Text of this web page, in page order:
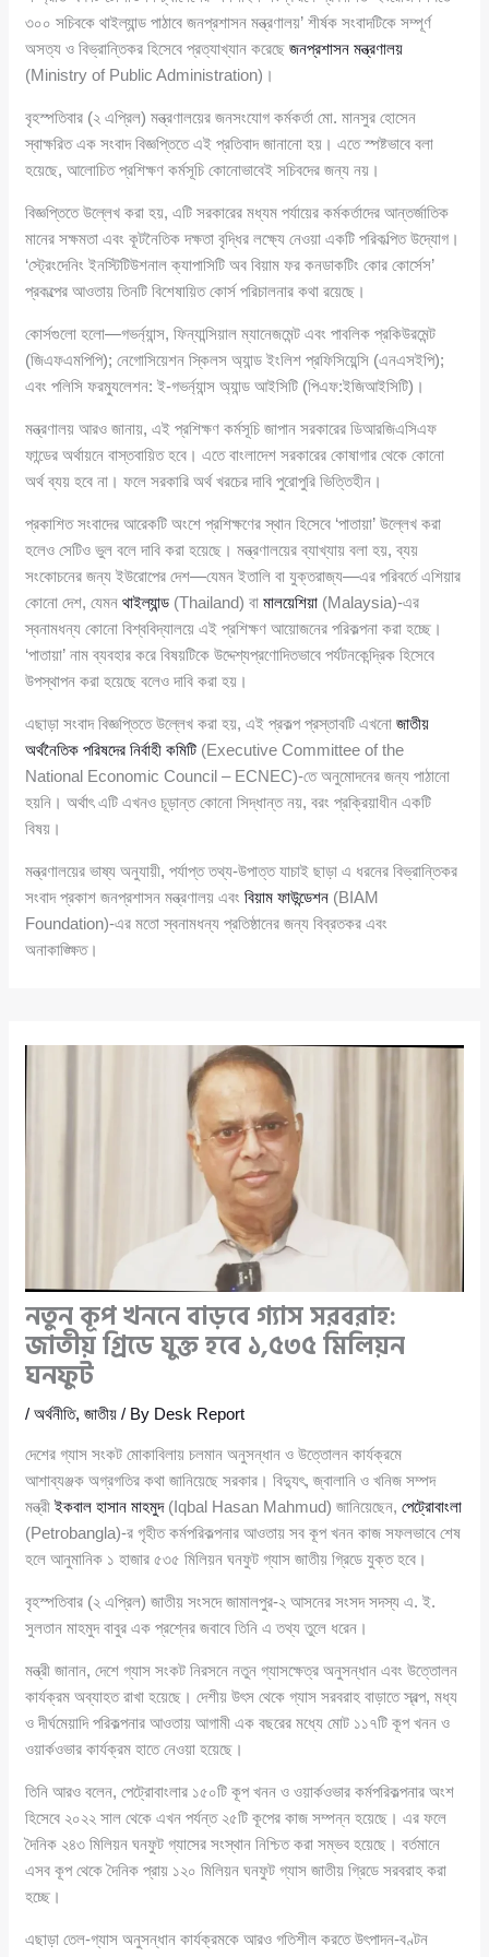
৩০০ সচিবকে থাইল্যান্ড পাঠাবে জনপ্রশাসন মন্ত্রণালয়’ শীর্ষক সংবাদটিকে সম্পূর্ণ
অসত্য ও বিভ্রান্তিকর হিসেবে প্রত্যাখ্যান করেছেজনপ্রশাসন মন্ত্রণালয়
(Ministry of Public Administration)।
বৃহস্পতিবার (২ এপ্রিল) মন্ত্রণালয়ের জনসংযোগ কর্মকর্তা মো. মানসুর হোসেন
স্বাক্ষরিত এক সংবাদ বিজ্ঞপ্তিতে এই প্রতিবাদ জানানো হয়। এতে স্পষ্টভাবে বলা
হয়েছে, আলোচিত প্রশিক্ষণ কর্মসূচি কোনোভাবেই সচিবদের জন্য নয়।
বিজ্ঞপ্তিতে উল্লেখ করা হয়, এটি সরকারের মধ্যম পর্যায়ের কর্মকর্তাদের আন্তর্জাতিক
মানের সক্ষমতা এবং কূটনৈতিক দক্ষতা বৃদ্ধির লক্ষ্যে নেওয়া একটি পরিকল্পিত উদ্যোগ।
‘স্ট্রেংদেনিং ইনস্টিটিউশনাল ক্যাপাসিটি অব বিয়াম ফর কনডাকটিং কোর কোর্সেস’
প্রকল্পের আওতায় তিনটি বিশেষায়িত কোর্স পরিচালনার কথা রয়েছে।
কোর্সগুলো হলো—গভর্ন্যান্স, ফিন্যান্সিয়াল ম্যানেজমেন্ট এবং পাবলিক প্রকিউরমেন্ট
(জিএফএমপিপি); নেগোসিয়েশন স্কিলস অ্যান্ড ইংলিশ প্রফিসিয়েন্সি (এনএসইপি);
এবং পলিসি ফরম্যুলেশন: ই-গভর্ন্যান্স অ্যান্ড আইসিটি (পিএফ:ইজিআইসিটি)।
মন্ত্রণালয় আরও জানায়, এই প্রশিক্ষণ কর্মসূচি জাপান সরকারের ডিআরজিএসিএফ
ফান্ডের অর্থায়নে বাস্তবায়িত হবে। এতে বাংলাদেশ সরকারের কোষাগার থেকে কোনো
অর্থ ব্যয় হবে না। ফলে সরকারি অর্থ খরচের দাবি পুরোপুরি ভিত্তিহীন।
প্রকাশিত সংবাদের আরেকটি অংশে প্রশিক্ষণের স্থান হিসেবে ‘পাতায়া’ উল্লেখ করা
হলেও সেটিও ভুল বলে দাবি করা হয়েছে। মন্ত্রণালয়ের ব্যাখ্যায় বলা হয়, ব্যয়
সংকোচনের জন্য ইউরোপের দেশ—যেমন ইতালি বা যুক্তরাজ্য—এর পরিবর্তে এশিয়ার
কোনো দেশ, যেমনথাইল্যান্ড (Thailand) বামালয়েশিয়া (Malaysia)-এর
স্বনামধন্য কোনো বিশ্ববিদ্যালয়ে এই প্রশিক্ষণ আয়োজনের পরিকল্পনা করা হচ্ছে।
‘পাতায়া’ নাম ব্যবহার করে বিষয়টিকে উদ্দেশ্যপ্রণোদিতভাবে পর্যটনকেন্দ্রিক হিসেবে
উপস্থাপন করা হয়েছে বলেও দাবি করা হয়।
এছাড়া সংবাদ বিজ্ঞপ্তিতে উল্লেখ করা হয়, এই প্রকল্প প্রস্তাবটি এখনোজাতীয়
অর্থনৈতিক পরিষদের নির্বাহী কমিটি (Executive Committee of the
National Economic Council – ECNEC)-তে অনুমোদনের জন্য পাঠানো
হয়নি। অর্থাৎ এটি এখনও চূড়ান্ত কোনো সিদ্ধান্ত নয়, বরং প্রক্রিয়াধীন একটি
বিষয়।
মন্ত্রণালয়ের ভাষ্য অনুযায়ী, পর্যাপ্ত তথ্য-উপাত্ত যাচাই ছাড়া এ ধরনের বিভ্রান্তিকর
সংবাদ প্রকাশ জনপ্রশাসন মন্ত্রণালয় এবংবিয়াম ফাউন্ডেশন (BIAM
Foundation)-এর মতো স্বনামধন্য প্রতিষ্ঠানের জন্য বিব্রতকর এবং
অনাকাঙ্ক্ষিত।
নতুন কূপ খননে বাড়বে গ্যাস সরবরাহ:
জাতীয় গ্রিডে যুক্ত হবে ১,৫৩৫ মিলিয়ন
ঘনফুট
/অর্থনীতি,জাতীয় / By Desk Report
দেশের গ্যাস সংকট মোকাবিলায় চলমান অনুসন্ধান ও উত্তোলন কার্যক্রমে
আশাব্যঞ্জক অগ্রগতির কথা জানিয়েছে সরকার। বিদ্যুৎ, জ্বালানি ও খনিজ সম্পদ
মন্ত্রীইকবাল হাসান মাহমুদ(Iqbal Hasan Mahmud) জানিয়েছেন,পেট্রোবাংলা
(Petrobangla)-র গৃহীত কর্মপরিকল্পনার আওতায় সব কূপ খনন কাজ সফলভাবে শেষ
হলে আনুমানিক ১ হাজার ৫৩৫ মিলিয়ন ঘনফুট গ্যাস জাতীয় গ্রিডে যুক্ত হবে।
বৃহস্পতিবার (২ এপ্রিল) জাতীয় সংসদে জামালপুর-২ আসনের সংসদ সদস্য এ. ই.
সুলতান মাহমুদ বাবুর এক প্রশ্নের জবাবে তিনি এ তথ্য তুলে ধরেন।
মন্ত্রী জানান, দেশে গ্যাস সংকট নিরসনে নতুন গ্যাসক্ষেত্র অনুসন্ধান এবং উত্তোলন
কার্যক্রম অব্যাহত রাখা হয়েছে। দেশীয় উৎস থেকে গ্যাস সরবরাহ বাড়াতে স্বল্প, মধ্য
ও দীর্ঘমেয়াদি পরিকল্পনার আওতায় আগামী এক বছরের মধ্যে মোট ১১৭টি কূপ খনন ও
ওয়ার্কওভার কার্যক্রম হাতে নেওয়া হয়েছে।
তিনি আরও বলেন, পেট্রোবাংলার ১৫০টি কূপ খনন ও ওয়ার্কওভার কর্মপরিকল্পনার অংশ
হিসেবে ২০২২ সাল থেকে এখন পর্যন্ত ২৫টি কূপের কাজ সম্পন্ন হয়েছে। এর ফলে
দৈনিক ২৪৩ মিলিয়ন ঘনফুট গ্যাসের সংস্থান নিশ্চিত করা সম্ভব হয়েছে। বর্তমানে
এসব কূপ থেকে দৈনিক প্রায় ১২০ মিলিয়ন ঘনফুট গ্যাস জাতীয় গ্রিডে সরবরাহ করা
হচ্ছে।
এছাড়া তেল-গ্যাস অনুসন্ধান কার্যক্রমকে আরও গতিশীল করতে উৎপাদন-বণ্টন